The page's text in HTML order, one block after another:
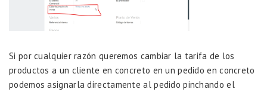
Si por cualquier razón queremos cambiar la tarifa de los
productos a un cliente en concreto en un pedido en concreto
podemos asignarla directamente al pedido pinchando el